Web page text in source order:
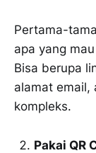
Pertama-
apa yang
Bisa berupa
alamat email,
kompleks.
Pakai QR